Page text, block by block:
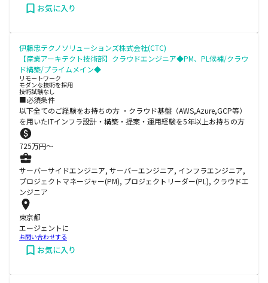
お気に入り
伊藤忠テクノソリューションズ株式会社(CTC)
【産業アーキテクト技術部】クラウドエンジニア◆PM、PL候補/クラウ
ド構築/プライムメイン◆
リモートワーク
モダンな技術を採用
技術試験なし
■必須条件
以下全てのご経験をお持ちの方 ・クラウド基盤（AWS,Azure,GCP等）
を用いたITインフラ設計・構築・提案・運用経験を5年以上お持ちの方
725万円〜
サーバーサイドエンジニア, サーバーエンジニア, インフラエンジニア,
プロジェクトマネージャー(PM), プロジェクトリーダー(PL), クラウドエ
ンジニア
東京都
エージェントに
お問い合わせする
お気に入り